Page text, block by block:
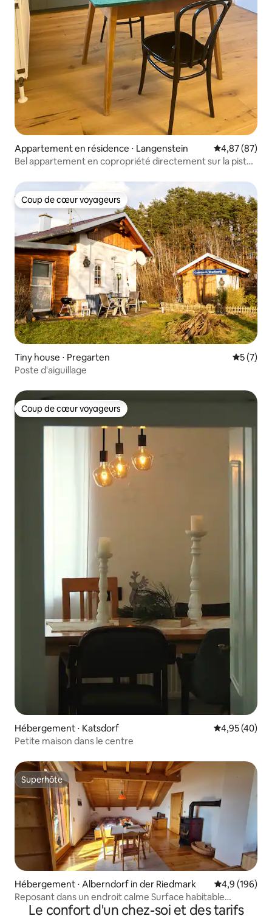
Appartement en résidence ⋅ Langenstein Évaluation
4,87 (87)
Bel appartement en copropriété directement sur la piste
Coup de cœur voyageurs
Coup de cœur voyageurs
Tiny house ⋅ Pregarten
5 (7)
Poste d'aiguillage
Coup de cœur voyageurs
Coup de cœur voyageurs
Hébergement ⋅ Katsdorf Évaluation
4,95 (40)
Petite maison dans le centre
Superhôte
Superhôte
Hébergement ⋅ Alberndorf in der Riedmark Évaluation
4,9 (196)
Reposant dans un endroit calme Surface habitable
150 m2, privé Chambre
Le confort d'un chez-soi et des tarifs